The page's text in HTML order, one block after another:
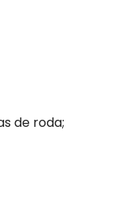
de roda;